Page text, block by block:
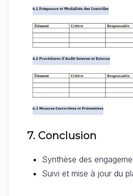
7. Conclusion
Synthèse des
Suivi et mise à jour du